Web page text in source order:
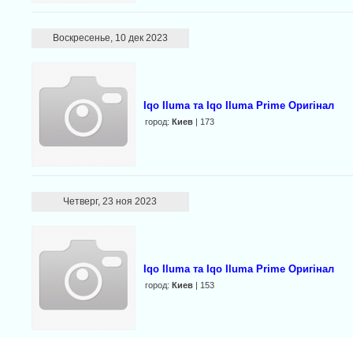
Воскресенье, 10 дек 2023
Iqo Iluma та Iqo Iluma Prime Оригінал
город: Киев | 173
Четверг, 23 ноя 2023
Iqo Iluma та Iqo Iluma Prime Оригінал
город: Киев | 153